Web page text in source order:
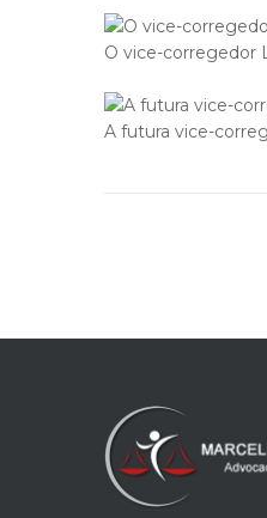
O vice-corregedor
A futura vice-